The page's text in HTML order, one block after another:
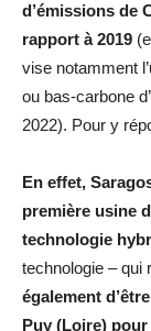
d’émissions de
rapport à 2019
vise notamment
ou bas-carbone
2022). Pour y
En effet,
première usine
technologie
technologie – qui
également
Puy (Loire)